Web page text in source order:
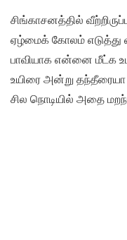
சிங்காசனத்தில்
ஏழ்மைக் கோலம் எடுத்து
பாவியாக என்னை மீட்க
உயிரை அன்று தந்தீரையா
சில நொடியில் அதை